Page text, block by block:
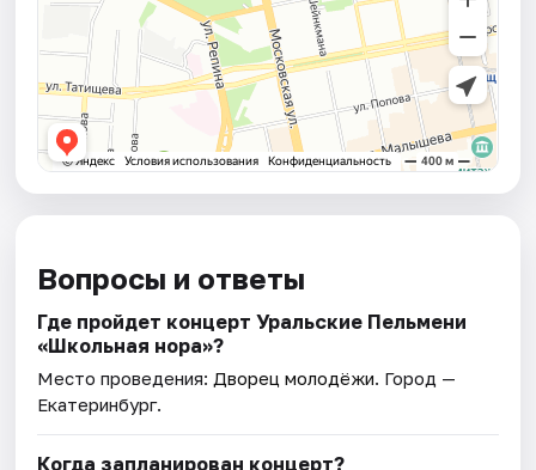
Вопросы и ответы
Где пройдет концерт Уральские Пельмени
«Школьная нора»?
Место проведения: Дворец молодёжи. Город —
Екатеринбург.
Когда запланирован концерт?